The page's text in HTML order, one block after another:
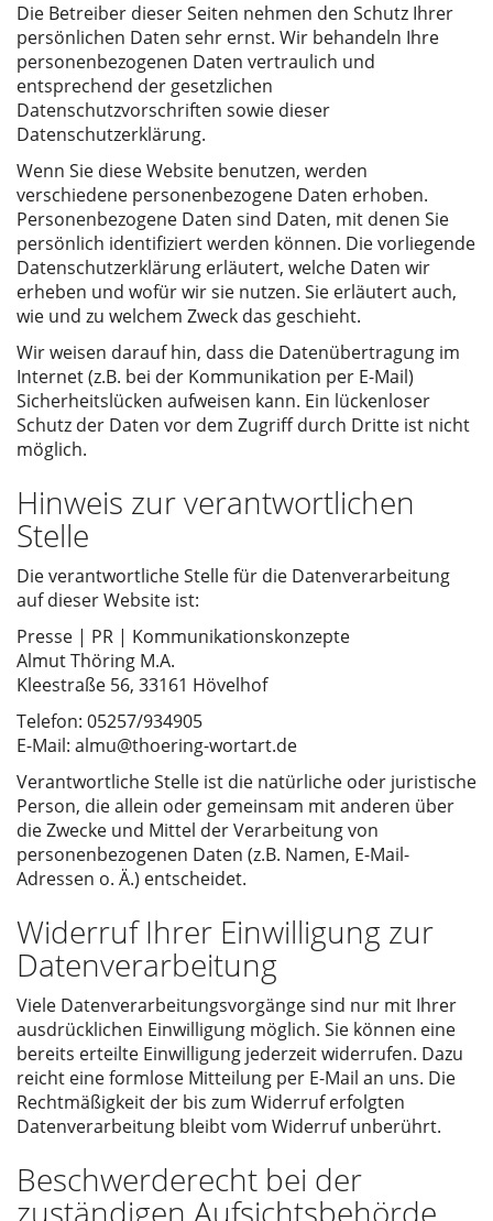
Die Betreiber dieser Seiten nehmen den Schutz Ihrer
persönlichen Daten sehr ernst. Wir behandeln Ihre
personenbezogenen Daten vertraulich und
entsprechend der gesetzlichen
Datenschutzvorschriften sowie dieser
Datenschutzerklärung.
Wenn Sie diese Website benutzen, werden
verschiedene personenbezogene Daten erhoben.
Personenbezogene Daten sind Daten, mit denen Sie
persönlich identifiziert werden können. Die vorliegende
Datenschutzerklärung erläutert, welche Daten wir
erheben und wofür wir sie nutzen. Sie erläutert auch,
wie und zu welchem Zweck das geschieht.
Wir weisen darauf hin, dass die Datenübertragung im
Internet (z.B. bei der Kommunikation per E-Mail)
Sicherheitslücken aufweisen kann. Ein lückenloser
Schutz der Daten vor dem Zugriff durch Dritte ist nicht
möglich.
Hinweis zur verantwortlichen
Stelle
Die verantwortliche Stelle für die Datenverarbeitung
auf dieser Website ist:
Presse | PR | Kommunikationskonzepte
Almut Thöring M.A.
Kleestraße 56, 33161 Hövelhof
Telefon: 05257/934905
E-Mail: almu@thoering-wortart.de
Verantwortliche Stelle ist die natürliche oder juristische
Person, die allein oder gemeinsam mit anderen über
die Zwecke und Mittel der Verarbeitung von
personenbezogenen Daten (z.B. Namen, E-Mail-
Adressen o. Ä.) entscheidet.
Widerruf Ihrer Einwilligung zur
Datenverarbeitung
Viele Datenverarbeitungsvorgänge sind nur mit Ihrer
ausdrücklichen Einwilligung möglich. Sie können eine
bereits erteilte Einwilligung jederzeit widerrufen. Dazu
reicht eine formlose Mitteilung per E-Mail an uns. Die
Rechtmäßigkeit der bis zum Widerruf erfolgten
Datenverarbeitung bleibt vom Widerruf unberührt.
Beschwerderecht bei der
zuständigen Aufsichtsbehörde